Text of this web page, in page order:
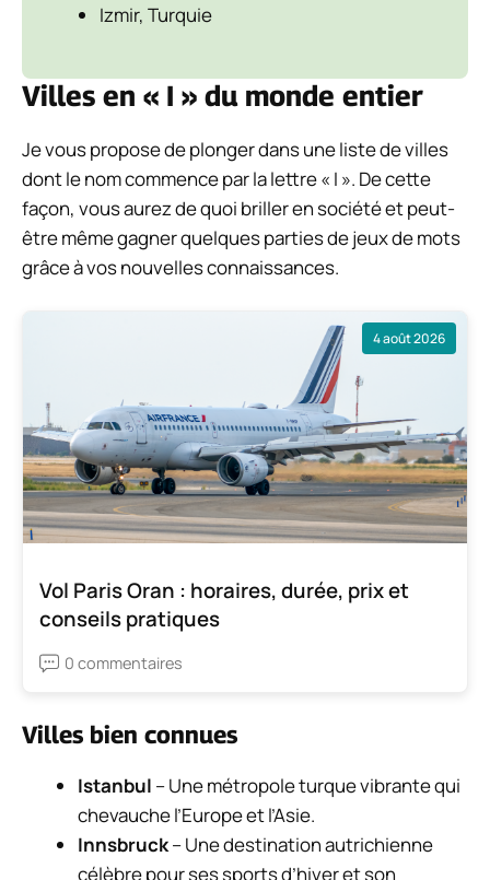
Izmir, Turquie
Villes en « I » du monde entier
Je vous propose de plonger dans une liste de villes
dont le nom commence par la lettre « I ». De cette
façon, vous aurez de quoi briller en société et peut-
être même gagner quelques parties de jeux de mots
grâce à vos nouvelles connaissances.
4 août 2026
Vol Paris Oran : horaires, durée, prix et
conseils pratiques
0 commentaires
Villes bien connues
Istanbul – Une métropole turque vibrante qui
chevauche l’Europe et l’Asie.
Innsbruck– Une destination autrichienne
célèbre pour ses sports d’hiver et son